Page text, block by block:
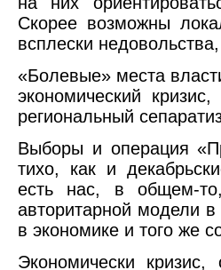
Скорее возможны
всплески
«Болевые» места
экономический
региональный
Выборы и операция
тихо, как и
есть нас, в общем-
авторитарной модели в
в экономике и того же
Экономически